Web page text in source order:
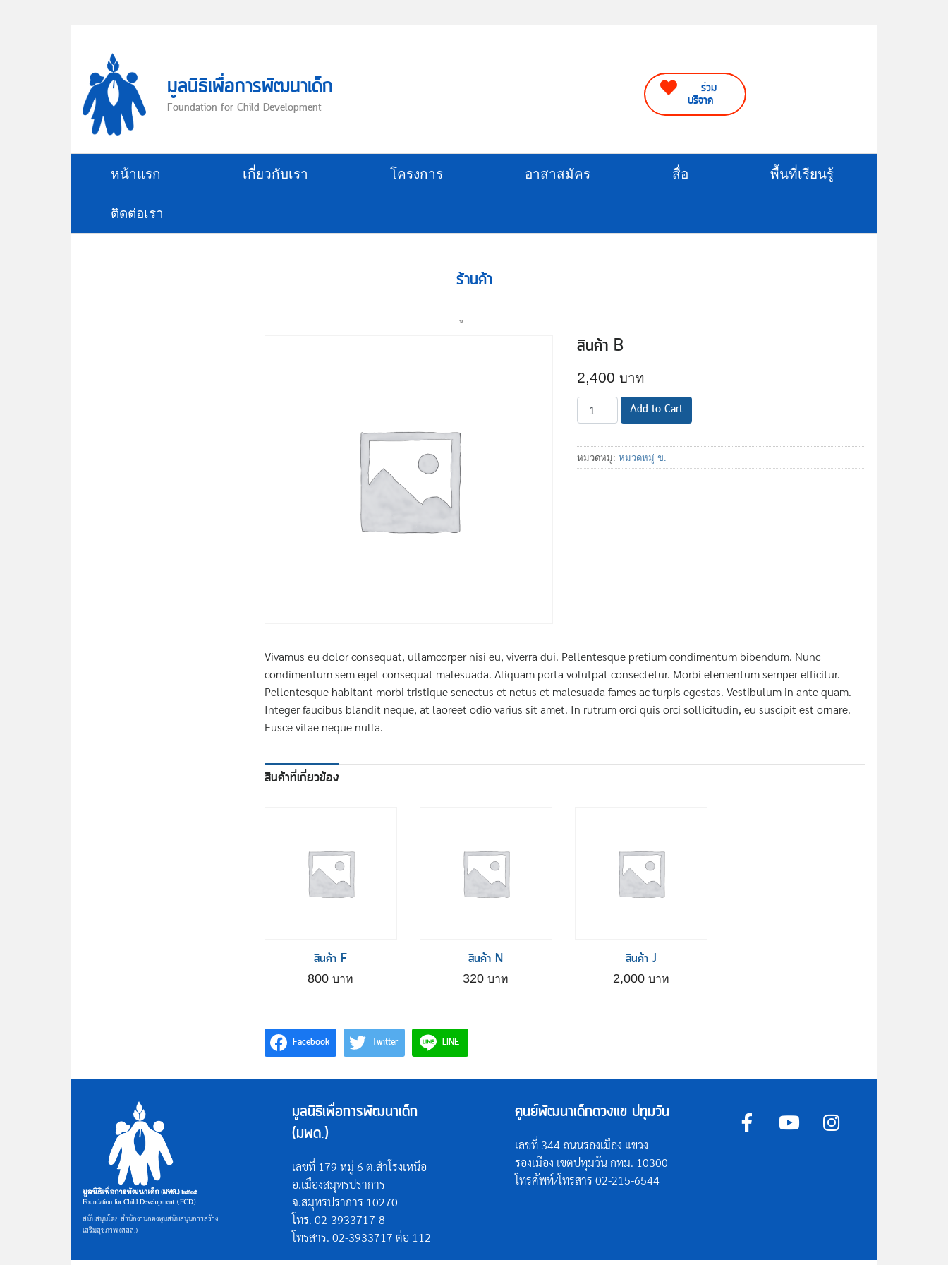
content
มูลนิธิเพื่อการพัฒนาเด็ก
Foundation for Child Development
ร่วม
บริจาค
หน้าแรก เกี่ยวกับเรา โครงการ อาสาสมัคร สื่อ พื้นที่เรียนรู้
ติดต่อเรา
ร้านค้า
สินค้า B
2,400
จำนวน
สินค้า
ชิ้น
Add to Cart
หมวดหมู่: หมวดหมู่ ข.
Vivamus eu dolor consequat, ullamcorper nisi eu, viverra dui. Pellentesque pretium condimentum bibendum. Nunc
condimentum sem eget consequat malesuada. Aliquam porta volutpat consectetur. Morbi elementum semper efficitur.
Pellentesque habitant morbi tristique senectus et netus et malesuada fames ac turpis egestas. Vestibulum in ante quam.
Integer faucibus blandit neque, at laoreet odio varius sit amet. In rutrum orci quis orci sollicitudin, eu suscipit est ornare.
Fusce vitae neque nulla.
สินค้าที่เกี่ยวข้อง
สินค้า F
800
สินค้า N
320
สินค้า J
2,000
Facebook Twitter LINE
สนับสนุนโดย สำนักงานกองทุนสนับสนุนการสร้าง
เสริมสุขภาพ (สสส.)
มูลนิธิเพื่อการพัฒนาเด็ก
(มพด.)
เลขที่ 179 หมู่ 6 ต.สำโรงเหนือ
อ.เมืองสมุทรปราการ
จ.สมุทรปราการ 10270
โทร. 02-3933717-8
โทรสาร. 02-3933717 ต่อ 112
ศูนย์พัฒนาเด็กดวงแข ปทุมวัน
เลขที่ 344 ถนนรองเมือง แขวง
รองเมือง เขตปทุมวัน กทม. 10300
โทรศัพท์/โทรสาร 02-215-6544